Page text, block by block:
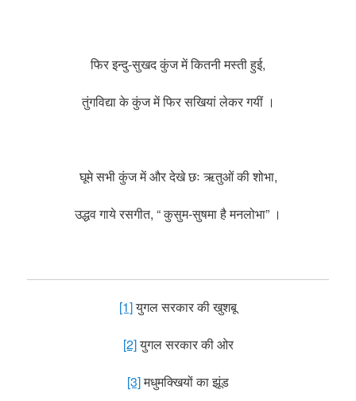
फिर इन्दु-सुखद कुंज में कितनी मस्ती हुई,
तुंगविद्या के कुंज में फिर सखियां लेकर गयीं ।
घूमे सभी कुंज में और देखे छः ऋतुओं की शोभा,
उद्धव गाये रसगीत, “ कुसुम-सुषमा है मनलोभा” ।
[1]युगल सरकार की खुशबू
[2]युगल सरकार की ओर
[3]मधुमक्खियों का झूंड